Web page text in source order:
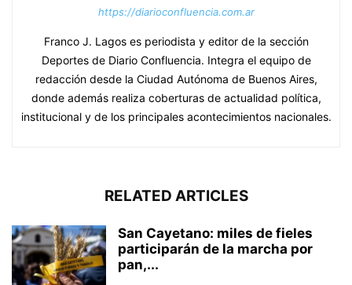
https://diarioconfluencia.com.ar
Franco J. Lagos es periodista y editor de la sección
Deportes de Diario Confluencia. Integra el equipo de
redacción desde la Ciudad Autónoma de Buenos Aires,
donde además realiza coberturas de actualidad política,
institucional y de los principales acontecimientos nacionales.
RELATED ARTICLES
San Cayetano: miles de fieles
participarán de la marcha por
pan,...